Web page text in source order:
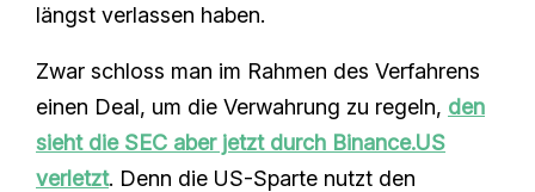
längst verlassen haben.
Zwar schloss man im Rahmen des Verfahrens
einen Deal, um die Verwahrung zu regeln, den
sieht die SEC aber jetzt durch Binance.US
verletzt. Denn die US-Sparte nutzt den